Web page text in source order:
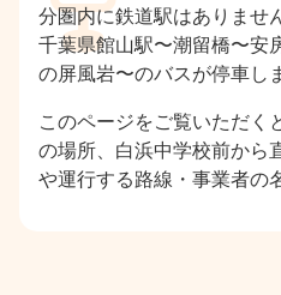
分圏内に鉄道駅はありませ
千葉県館山駅〜潮留橋〜安
の屏風岩〜のバスが停車し
このページをご覧いただく
の場所、白浜中学校前から
や運行する路線・事業者の